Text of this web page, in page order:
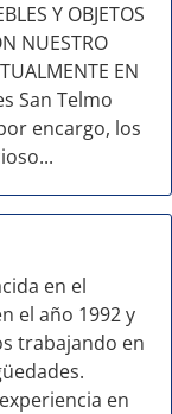
Y OBJETOS
NUESTRO
EN
San Telmo
encargo, los
en el
el año 1992 y
trabajando en
en